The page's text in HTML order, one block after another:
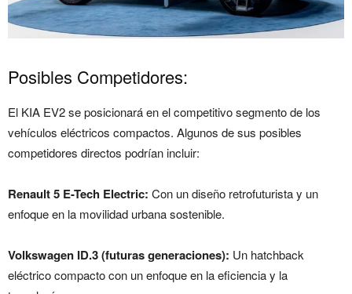
Posibles Competidores:
El KIA EV2 se posicionará en el competitivo segmento de los
vehículos eléctricos compactos. Algunos de sus posibles
competidores directos podrían incluir:
Renault 5 E-Tech Electric: Con un diseño retrofuturista y un
enfoque en la movilidad urbana sostenible.
Volkswagen ID.3 (futuras generaciones): Un hatchback
eléctrico compacto con un enfoque en la eficiencia y la